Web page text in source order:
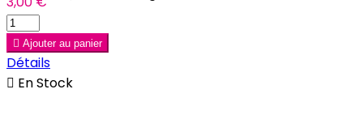
 Ajouter au panier
Détails
 En Stock